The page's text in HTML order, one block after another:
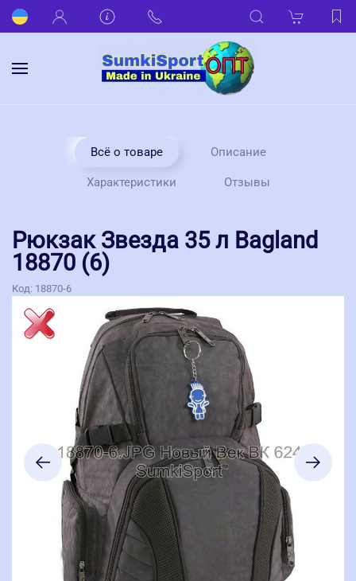
Всё о товаре Описание
Характеристики Отзывы
Рюкзак Звезда 35 л Bagland
18870 (6)
Код: 18870-6